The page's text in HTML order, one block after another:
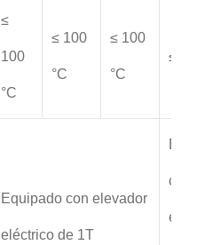
≤
100
°C
≤ 100
°C
≤ 100
°C
≤ 100
Equipado con elevador
eléctrico de 1T
con